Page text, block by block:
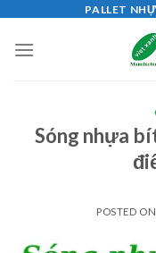
content
PALLET
Sóng nhựa
POSTED ON